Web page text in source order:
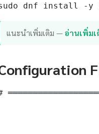
dnf install -y
แนะนำเพิ่มเติม —อ่านเพิ่ม